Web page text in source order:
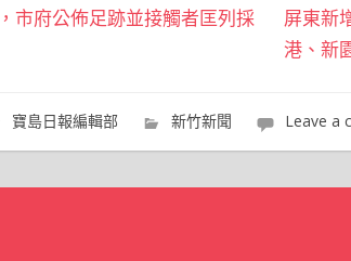
市府公佈足跡並接觸者匡列採
屏東新
港、新
寶島日報編輯部 新竹新聞 Leave a